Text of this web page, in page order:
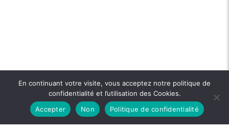
En continuant votre visite, vous acceptez notre politique de
confidentialité et l’utilisation des Cookies.
Accepter
Non Politique de confidentialité